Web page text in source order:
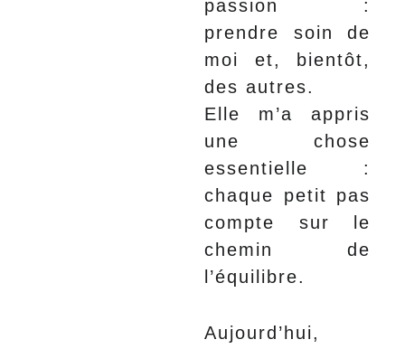
passion :
prendre soin de
moi et, bientôt,
des autres.
Elle m’a appris
une chose
essentielle :
chaque petit pas
compte sur le
chemin de
l’équilibre.
Aujourd’hui,